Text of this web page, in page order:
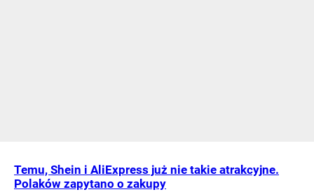
Temu, Shein i AliExpress już nie takie atrakcyjne.
Polaków zapytano o zakupy